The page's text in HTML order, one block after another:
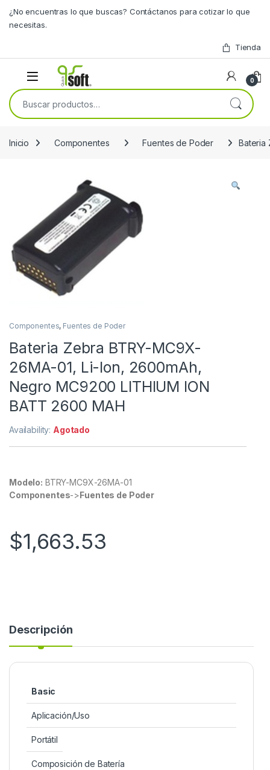
¿No encuentras lo que buscas? Contáctanos para cotizar lo que
necesitas.
Tienda
0
Buscar por:
Inicio Componentes Fuentes de Poder Bateria
Componentes, Fuentes de Poder
Bateria Zebra BTRY-MC9X-
26MA-01, Li-Ion, 2600mAh,
Negro MC9200 LITHIUM ION
BATT 2600 MAH
Availability: Agotado
Modelo: BTRY-MC9X-26MA-01
Componentes->Fuentes de Poder
$1,663.53
Descripción
Basic
Aplicación/Uso
Portátil
Composición de Batería